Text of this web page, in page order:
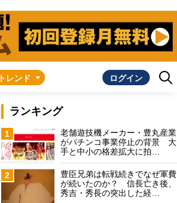
トレンド ログイン
ランキング
1
老舗遊技機メーカー・豊丸産業
がパチンコ事業停止の背景 大
手と中小の格差拡大に拍…
2
豊臣兄弟は転戦続きでなぜ軍費
が続いたのか？ 信長亡き後、
秀吉・秀長の突出した経…